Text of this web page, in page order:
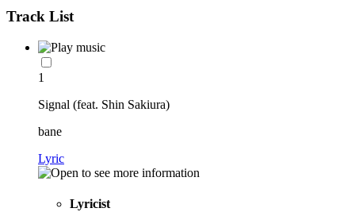
Track List
1
Signal (feat. Shin Sakiura)
bane
Lyric
Lyricist